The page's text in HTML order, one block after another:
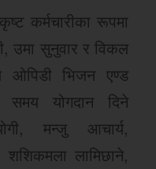
कर्मचारीका रूपमा
उमा सुनुवार र विकल
ओपिडी भिजन एण्ड
समय योगदान दिने
मन्जु आचार्य,
लामिछाने,